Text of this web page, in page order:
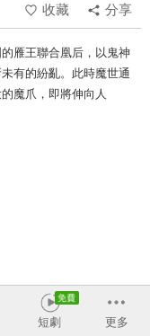
收藏
分享
雁王聯合凰后，以鬼神
有的紛亂。此時魔世通
魔爪，即將伸向人
短劇 更多